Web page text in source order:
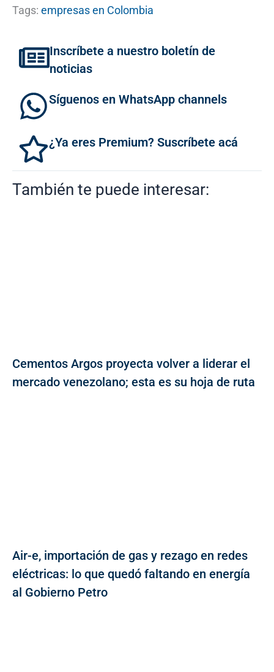
Tags: empresas en Colombia
Inscríbete a nuestro boletín de
noticias
Síguenos en WhatsApp channels
¿Ya eres Premium? Suscríbete acá
También te puede interesar:
Cementos Argos proyecta volver a liderar el
mercado venezolano; esta es su hoja de ruta
Air-e, importación de gas y rezago en redes
eléctricas: lo que quedó faltando en energía
al Gobierno Petro